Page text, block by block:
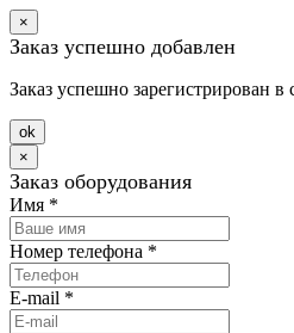
×
Заказ успешно добавлен
Заказ успешно зарегистрирован
оk
×
Заказ оборудования
Имя *
Номер телефона *
E-mail *